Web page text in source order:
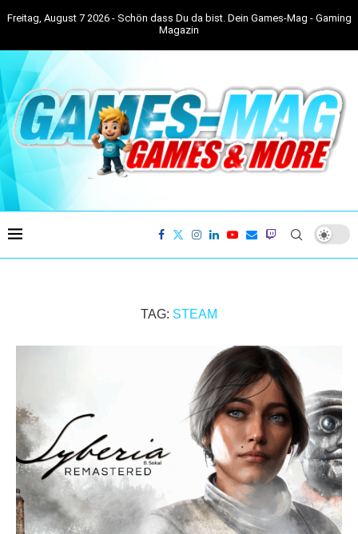
Freitag, August 7 2026 - Schön dass Du da bist. Dein Games-Mag - Gaming
Magazin
TAG: STEAM